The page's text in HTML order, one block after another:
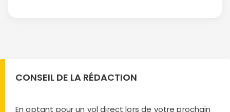
CONSEIL DE LA RÉDACTION
En optant pour un vol direct lors de votre prochain